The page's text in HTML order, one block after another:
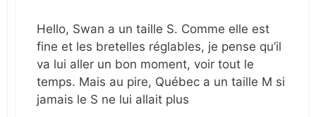
Hello, Swan a un taille S. Comme elle est
fine et les bretelles réglables, je pense qu’il
va lui aller un bon moment, voir tout le
temps. Mais au pire, Québec a un taille M si
jamais le S ne lui allait plus